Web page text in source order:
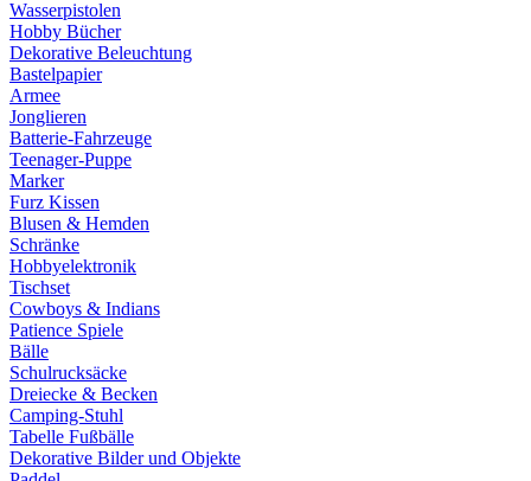
Wasserpistolen
Hobby Bücher
Dekorative Beleuchtung
Bastelpapier
Armee
Jonglieren
Batterie-Fahrzeuge
Teenager-Puppe
Marker
Furz Kissen
Blusen & Hemden
Schränke
Hobbyelektronik
Tischset
Cowboys & Indians
Patience Spiele
Bälle
Schulrucksäcke
Dreiecke & Becken
Camping-Stuhl
Tabelle Fußbälle
Dekorative Bilder und Objekte